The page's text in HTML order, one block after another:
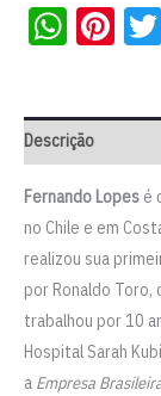
Descrição
Fernando Lopes é
no Chile e em
realizou sua
por Ronaldo Toro,
trabalhou por 10
Hospital Sarah
a Empresa